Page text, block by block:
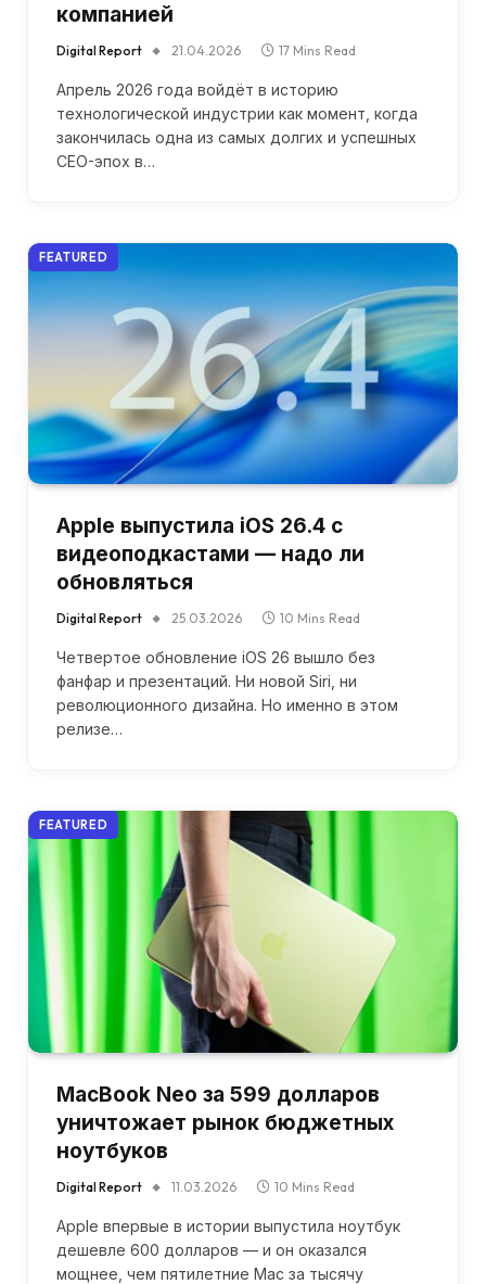
компанией
Digital Report 21.04.2026 17 Mins Read
Апрель 2026 года войдёт в историю
технологической индустрии как момент, когда
закончилась одна из самых долгих и успешных
CEO-эпох в…
FEATURED
Apple выпустила iOS 26.4 с
видеоподкастами — надо ли
обновляться
Digital Report 25.03.2026 10 Mins Read
Четвертое обновление iOS 26 вышло без
фанфар и презентаций. Ни новой Siri, ни
революционного дизайна. Но именно в этом
релизе…
FEATURED
MacBook Neo за 599 долларов
уничтожает рынок бюджетных
ноутбуков
Digital Report 11.03.2026 10 Mins Read
Apple впервые в истории выпустила ноутбук
дешевле 600 долларов — и он оказался
мощнее, чем пятилетние Mac за тысячу